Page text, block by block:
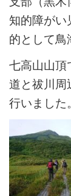
知的障がい
的として鳥
七高山山頂
道と祓川周
行いました